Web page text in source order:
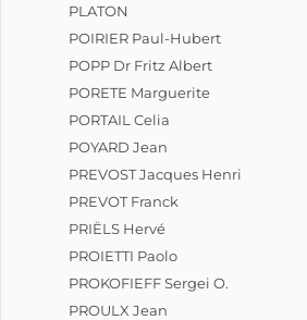
PLATON
POIRIER Paul-Hubert
POPP Dr Fritz Albert
PORETE Marguerite
PORTAIL Celia
POYARD Jean
PREVOST Jacques Henri
PREVOT Franck
PRIËLS Hervé
PROIETTI Paolo
PROKOFIEFF Sergei O.
PROULX Jean